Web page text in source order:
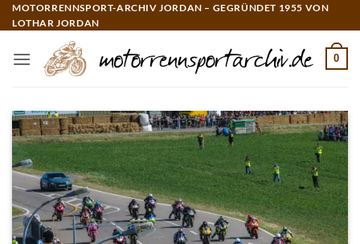
Zum
Inhalt
MOTORRENNSPORT-ARCHIV JORDAN – GEGRÜNDET 1955 VON
LOTHAR JORDAN
0